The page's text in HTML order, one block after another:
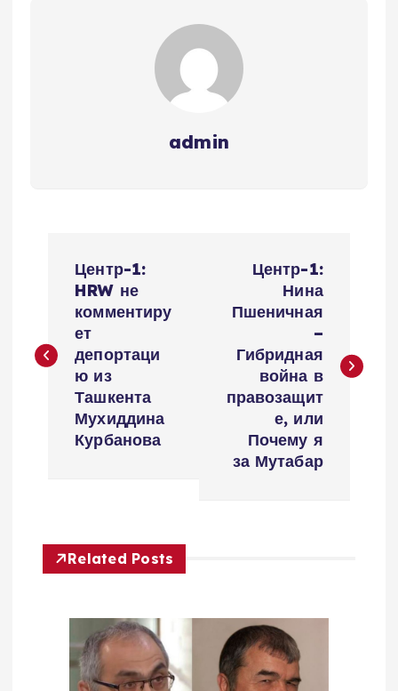
admin
s
Центр-1:
HRW не
комментиру
ет
депортаци
ю из
Ташкента
Мухиддина
Курбанова
Центр-1:
Нина
Пшеничная
–
Гибридная
война в
правозащит
е, или
Почему я
за Мутабар
Related Posts